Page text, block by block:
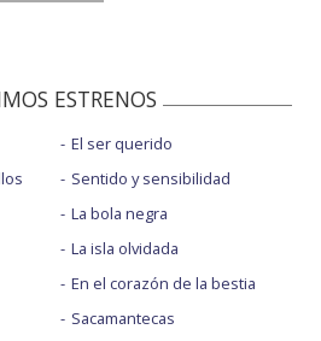
ESTRENOS
El ser querido
Sentido y sensibilidad
La bola negra
La isla olvidada
En el corazón de la bestia
Sacamantecas